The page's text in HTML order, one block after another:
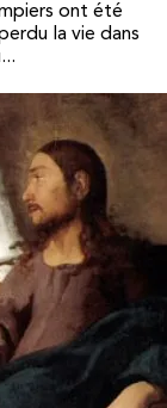
ont été
la vie dans